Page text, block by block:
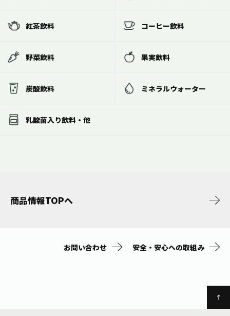
紅茶飲料 コーヒー飲料
野菜飲料 果実飲料
炭酸飲料 ミネラルウォーター
乳酸菌入り飲料・他
商品情報TOPへ
お問い合わせ 安全・安心への取組み